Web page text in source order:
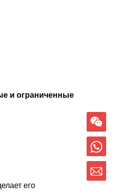
и ограниченные
его